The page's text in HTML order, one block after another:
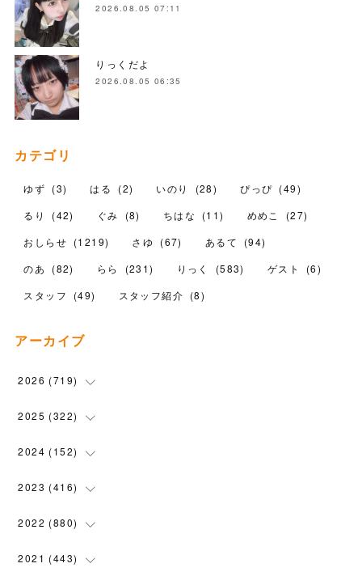
2026.08.05 07:11
りっくだよ
2026.08.05 06:35
カテゴリ
ゆず (3) はる (2) いのり (28) ぴっぴ (49)
るり
(42) ぐみ (8) ちはな (11) めめこ (27)
おしらせ (1219) さゆ (67) あるて (94)
のあ
(82) らら (231) りっく (583) ゲスト (6)
スタッフ
(49) スタッフ紹介 (8)
アーカイブ
2026 (719)
(12)
(102
( 110
( 119
2025 (322)
(90)
( 100
(74)
( 4 )
2024 (152)
(5 )
(5)
( 7 )
2023 (416)
(28)
( 58)
2022 (880)
(31)
2021 (443)